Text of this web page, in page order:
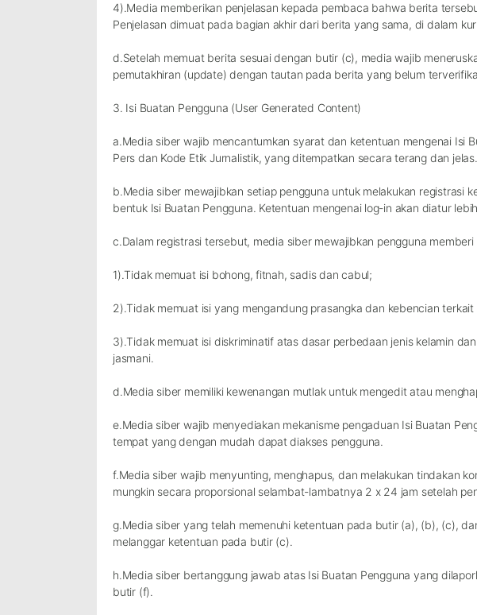
4).Media memberikan penjelasan kepada pembaca bahwa berita
Penjelasan dimuat pada bagian akhir dari berita yang sama, di dalam
d.Setelah memuat berita sesuai dengan butir (c), media wajib
pemutakhiran (update) dengan tautan pada berita yang belum
3. Isi Buatan Pengguna (User Generated Content)
a.Media siber wajib mencantumkan syarat dan ketentuan mengenai
Pers dan Kode Etik Jurnalistik, yang ditempatkan secara terang dan jelas.
b.Media siber mewajibkan setiap pengguna untuk melakukan registrasi
bentuk Isi Buatan Pengguna. Ketentuan mengenai log-in akan diatur
c.Dalam registrasi tersebut, media siber mewajibkan pengguna
1).Tidak memuat isi bohong, fitnah, sadis dan cabul;
2).Tidak memuat isi yang mengandung prasangka dan kebencian
3).Tidak memuat isi diskriminatif atas dasar perbedaan jenis kelamin
jasmani.
d.Media siber memiliki kewenangan mutlak untuk mengedit atau
e.Media siber wajib menyediakan mekanisme pengaduan Isi Buatan
tempat yang dengan mudah dapat diakses pengguna.
f.Media siber wajib menyunting, menghapus, dan melakukan tindakan
mungkin secara proporsional selambat-lambatnya 2 x 24 jam setelah
g.Media siber yang telah memenuhi ketentuan pada butir (a), (b), (c),
melanggar ketentuan pada butir (c).
h.Media siber bertanggung jawab atas Isi Buatan Pengguna yang
butir (f).